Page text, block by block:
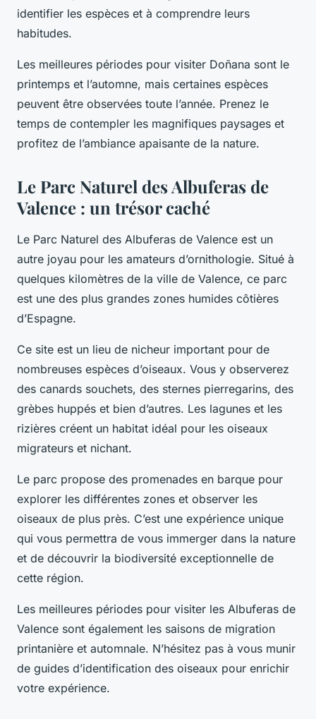
identifier les espèces et à comprendre leurs
habitudes.
Les meilleures périodes pour visiter Doñana sont le
printemps et l’automne, mais certaines espèces
peuvent être observées toute l’année. Prenez le
temps de contempler les magnifiques paysages et
profitez de l’ambiance apaisante de la nature.
Le Parc Naturel des Albuferas de
Valence : un trésor caché
Le Parc Naturel des Albuferas de Valence est un
autre joyau pour les amateurs d’ornithologie. Situé à
quelques kilomètres de la ville de Valence, ce parc
est une des plus grandes zones humides côtières
d’Espagne.
Ce site est un lieu de nicheur important pour de
nombreuses espèces d’oiseaux. Vous y observerez
des canards souchets, des sternes pierregarins, des
grèbes huppés et bien d’autres. Les lagunes et les
rizières créent un habitat idéal pour les oiseaux
migrateurs et nichant.
Le parc propose des promenades en barque pour
explorer les différentes zones et observer les
oiseaux de plus près. C’est une expérience unique
qui vous permettra de vous immerger dans la nature
et de découvrir la biodiversité exceptionnelle de
cette région.
Les meilleures périodes pour visiter les Albuferas de
Valence sont également les saisons de migration
printanière et automnale. N’hésitez pas à vous munir
de guides d’identification des oiseaux pour enrichir
votre expérience.